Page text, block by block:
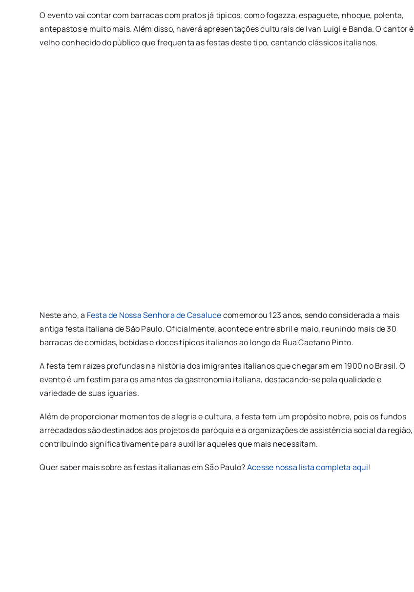
O evento vai contar com barracas com pratos já típicos, como fogazza, espaguete, nhoque, polenta,
antepastos e muito mais. Além disso, haverá apresentações culturais de Ivan Luigi e Banda. O cantor é
velho conhecido do público que frequenta as festas deste tipo, cantando clássicos italianos.
Neste ano, a Festa de Nossa Senhora de Casalucecomemorou 123 anos, sendo considerada a mais
antiga festa italiana de São Paulo. Oficialmente, acontece entre abril e maio, reunindo mais de 30
barracas de comidas, bebidas e doces típicos italianos ao longo da Rua Caetano Pinto.
A festa tem raízes profundas na história dos imigrantes italianos que chegaram em 1900 no Brasil. O
evento é um festim para os amantes da gastronomia italiana, destacando-se pela qualidade e
variedade de suas iguarias.
Além de proporcionar momentos de alegria e cultura, a festa tem um propósito nobre, pois os fundos
arrecadados são destinados aos projetos da paróquia e a organizações de assistência social da região,
contribuindo significativamente para auxiliar aqueles que mais necessitam.
Quer saber mais sobre as festas italianas em São Paulo?Acesse nossa lista completa aqui!